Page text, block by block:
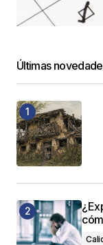
Últimas